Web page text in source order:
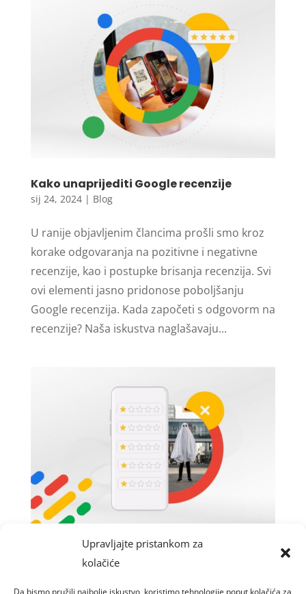
Upravljajte pristankom za
kolačiće
Da bismo pružili najbolje iskustvo, koristimo tehnologije poput kolačića za
Kako unaprijediti Google recenzije
sij 24, 2024| Blog
U ranije objavljenim člancima prošli smo kroz
korake odgovaranja na pozitivne i negativne
recenzije, kao i postupke brisanja recenzija. Svi
ovi elementi jasno pridonose poboljšanju
Google recenzija. Kada započeti s odgovorm na
recenzije? Naša iskustva naglašavaju...
Lažne Google recenzije
|Blog